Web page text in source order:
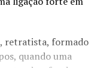
retratista, formado
quando uma